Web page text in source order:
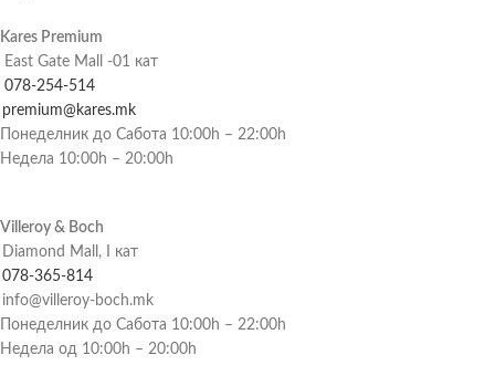
Kares Premium
East Gate Mall -01 кат
078-254-514
premium@kares.mk
Понеделник до Сабота 10:00h – 22:00h
Недела 10:00h – 20:00h
Villeroy & Boch
Diamond Mall, I кат
078-365-814
info@villeroy-boch.mk
Понеделник до Сабота 10:00h – 22:00h
Недела од 10:00h – 20:00h